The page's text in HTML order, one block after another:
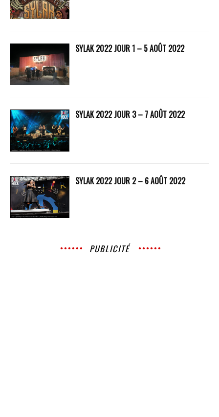
SYLAK 2022 JOUR 1 – 5 AOÛT 2022
SYLAK 2022 JOUR 3 – 7 AOÛT 2022
SYLAK 2022 JOUR 2 – 6 AOÛT 2022
PUBLICITÉ